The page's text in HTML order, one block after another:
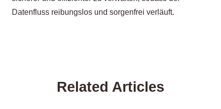
Datenfluss reibungslos und sorgenfrei verläuft.
Related Articles